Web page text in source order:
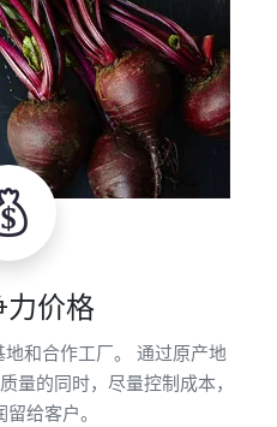
价格
和合作工厂。 通过原产地
量的同时，尽量控制成本，
给客户。